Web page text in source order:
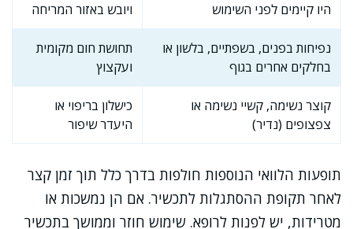
היו קיימים לפני השימוש
ויובש באזור המריחה
נפיחות בפנים, בשפתיים, בלשון או
בחלקים אחרים בגוף
תחושת חום מקומית
ועקצוץ
קוצר נשימה, קשיי נשימה או
צפצופים (נדיר)
כישלון בריפוי או
היעדר שיפור
תופעות הלוואי הנוספות חולפות בדרך כלל תוך זמן קצר
לאחר תקופת ההסתגלות לתכשיר. אם הן נמשכות או
מטרידות, יש לפנות לרופא. שימוש חוזר וממושך בתכשיר